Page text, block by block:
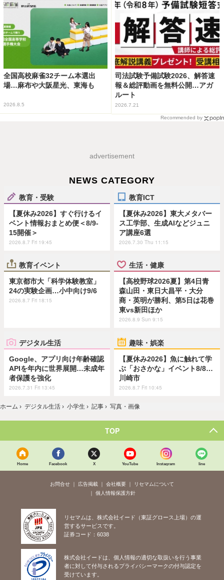
全国高校麻雀32チーム本選出
場…麻布や大阪星光、東海も
2026.8.5
司法試験予備試験2026、解答速
報＆総評動画を無料公開…アガ
ルート
2026.7.21
Recommended by
advertisement
NEWS CATEGORY
教育・受験
【夏休み2026】すぐ行けるイ
ベント情報おまとめ便＜8/9-
15開催＞
2026.8.7 Fri 19:45
教育ICT
【夏休み2026】東大メタバー
ス工学部、生成AIなどジュニ
ア講座6選
2026.7.30 Thu 11:15
教育イベント
東京都市大「科学体験教室」
24の実験企画…小中向け9/6
2026.8.7 Fri 18:15
生活・健康
【高校野球2026夏】第4日青
森山田・東日大昌平・大分
商・英明が勝利、第5日は花巻
東vs新田ほか
2026.8.9 Sun 9:15
デジタル生活
Google、アプリ向け年齢確認
APIを年内に世界展開…未成年
者保護を強化
2026.7.31 Fri 13:45
趣味・娯楽
【夏休み2026】魚に触れて学
ぶ「おさかな」イベント8/8…
川崎市
2026.8.7 Fri 10:45
ホーム › デジタル生活 › 小学生 › 記事 › 写真・画像
TOP
Home Facebook X YouTube Instagram line
お問合せ 広告掲載 会社概要
リセマムについて
個人情報保護方針
リセマムは、株式会社イード（東証グロース上場）の運
営するサービスです。
証券コード：6038
株式会社イードは、個人情報の適切な取扱いを行う事業
者に対して付与されるプライバシーマークの付与認定を
受けています。